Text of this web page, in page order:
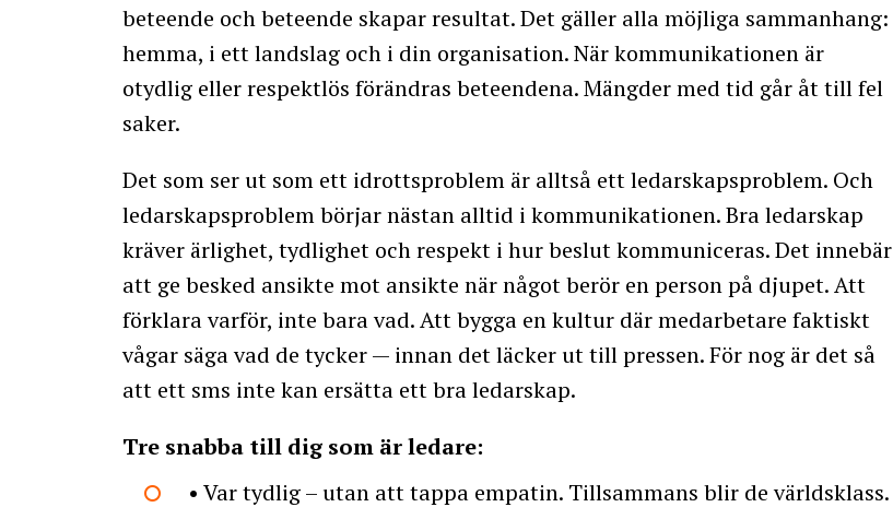
beteende och beteende skapar resultat. Det gäller alla möjliga sammanhang:
hemma, i ett landslag och i din organisation. När kommunikationen är
otydlig eller respektlös förändras beteendena. Mängder med tid går åt till fel
saker.
Det som ser ut som ett idrottsproblem är alltså ett ledarskapsproblem. Och
ledarskapsproblem börjar nästan alltid i kommunikationen. Bra ledarskap
kräver ärlighet, tydlighet och respekt i hur beslut kommuniceras. Det innebär
att ge besked ansikte mot ansikte när något berör en person på djupet. Att
förklara varför, inte bara vad. Att bygga en kultur där medarbetare faktiskt
vågar säga vad de tycker — innan det läcker ut till pressen. För nog är det så
att ett sms inte kan ersätta ett bra ledarskap.
Tre snabba till dig som är ledare:
• Var tydlig – utan att tappa empatin. Tillsammans blir de världsklass.